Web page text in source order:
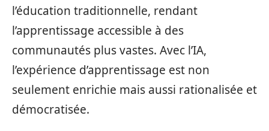
l’éducation traditionnelle, rendant
l’apprentissage accessible à des
communautés plus vastes. Avec l’IA,
l’expérience d’apprentissage est non
seulement enrichie mais aussi rationalisée et
démocratisée.